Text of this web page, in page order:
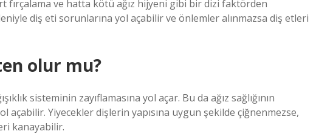
fırçalama ve hatta kötü ağız hijyeni gibi bir dizi faktörden
diş eti sorunlarına yol açabilir ve önlemler alınmazsa diş etleri
olur mu?
sisteminin zayıflamasına yol açar. Bu da ağız sağlığının
açabilir. Yiyecekler dişlerin yapısına uygun şekilde çiğnenmezse,
kanayabilir.